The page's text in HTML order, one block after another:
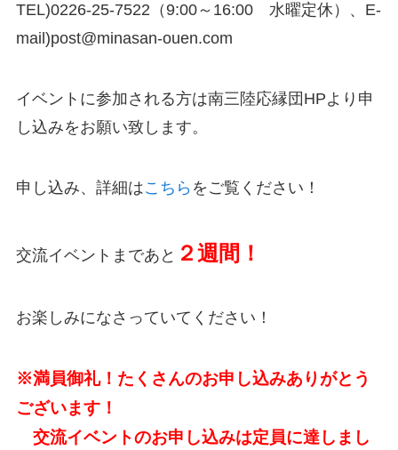
TEL)0226-25-7522（9:00～16:00 水曜定休）、E-
mail)post@minasan-ouen.com
イベントに参加される方は南三陸応縁団HPより申
し込みをお願い致します。
申し込み、詳細はこちら をご覧ください！
交流イベントまであと ２週間！
お楽しみになさっていてください！
※満員御礼！たくさんのお申し込みありがとう
ございます！
交流イベントのお申し込みは定員に達しまし